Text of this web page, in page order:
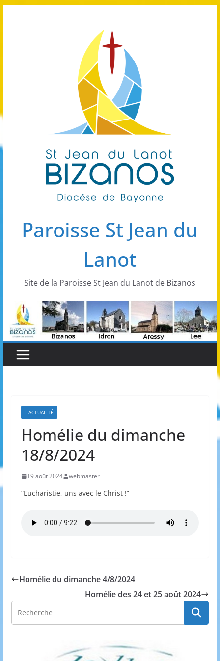
Paroisse St Jean du
Lanot
Site de la Paroisse St Jean du Lanot de Bizanos
L'ACTUALITÉ
Homélie du dimanche
18/8/2024
19 août 2024 webmaster
“Eucharistie, uns avec le Christ !”
Homélie du dimanche 4/8/2024
Homélie des 24 et 25 août 2024